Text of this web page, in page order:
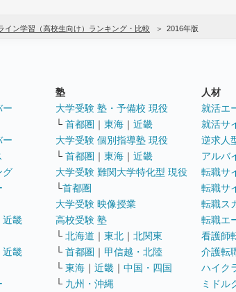
イン学習（高校生向け）ランキング・比較 2016年版
ー
ー
グ
近畿
近畿
塾
大学受験 塾・予備校 現役
└ 首都圏 ｜ 東海 ｜ 近畿
大学受験 個別指導塾 現役
└ 首都圏 ｜ 東海 ｜ 近畿
大学受験 難関大学特化型 現役
└首都圏
大学受験 映像授業
高校受験 塾
└ 北海道 ｜ 東北 ｜ 北関東
└ 首都圏 ｜ 甲信越・北陸
└ 東海 ｜ 近畿 ｜ 中国・四国
└ 九州・沖縄
人材
就活エ
就活サ
逆求人
アルバ
転職サ
転職サ
転職ス
転職エ
看護師
介護転
ハイク
ミドル